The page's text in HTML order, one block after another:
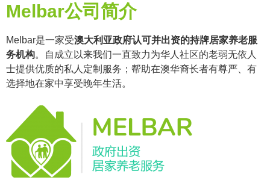
Melbar公司简介
Melbar是一家受澳大利亚政府认可并出资的持牌居家养老服
务机构。自成立以来我们一直致力为华人社区的老弱无依人
士提供优质的私人定制服务；帮助在澳华裔长者有尊严、有
选择地在家中享受晚年生活。